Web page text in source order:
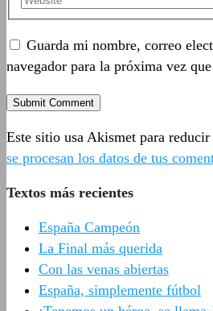
Guarda mi nombre, correo
navegador para la próxima vez
Este sitio usa Akismet para reducir
se procesan los datos de tus
Textos más recientes
España Campeón
La Final más querida
Con las venas abiertas
España, simplemente fútbol